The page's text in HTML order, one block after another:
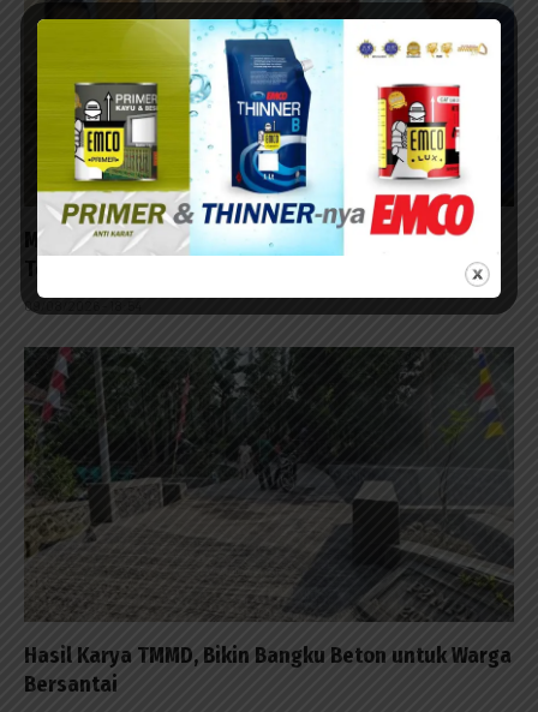
Musda DPD Demokrat Jawa Timur Siap Digelar, DPP
09/08/2026 - 18:54
Hasil Karya TMMD, Bikin Bangku Beton untuk Warga
Bersantai